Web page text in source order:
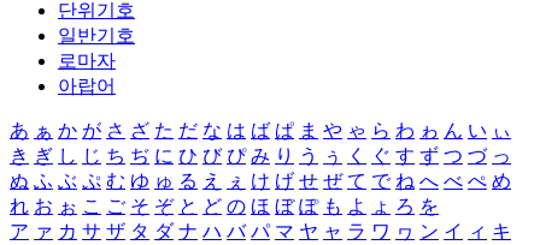
단위기호
일반기호
로마자
아랍어
あ ぁ か が さ ざ た だ な は ば ぱ ま や ゃ ら わ ゎ ん い ぃ
き ぎ し じ ち ぢ に ひ び ぴ み り う ぅ く ぐ す ず つ づ っ
ぬ ふ ぶ ぷ む ゆ ゅ る え ぇ け げ せ ぜ て で ね へ べ ぺ め
れ お ぉ こ ご そ ぞ と ど の ほ ぼ ぽ も よ ょ ろ を
ア ァ カ サ ザ タ ダ ナ ハ バ パ マ ヤ ャ ラ ワ ヮ ン イ ィ キ